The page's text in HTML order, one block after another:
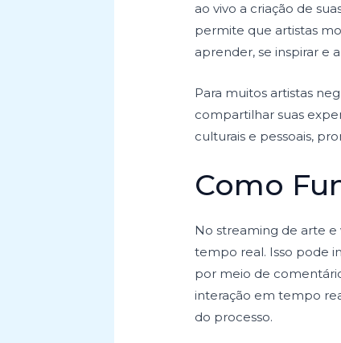
ao vivo a criação de
permite que artistas
aprender, se inspirar e
Para muitos artistas
compartilhar suas
culturais e pessoais,
Como
No streaming de arte e
tempo real. Isso pode
por meio de
interação em tempo
do processo.